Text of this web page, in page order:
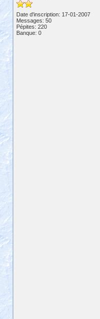
Date d'inscription: 17-01-2007
Messages: 50
Pépites: 220
Banque: 0